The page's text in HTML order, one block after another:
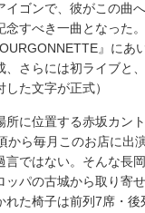
イゴンで、彼がこの曲
念すべき一曲となった
』に
、さらには初ライブと
た文字が正式）
に位置する赤坂カン
から毎月このお店に出
言ではない。そんな長
ッパの古城から取り寄
れた椅子は前列7席・